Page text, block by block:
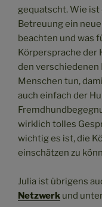
gequatscht. Wie ist
Betreuung ein
beachten und was
Körpersprache der
den verschiedenen
Menschen tun,
auch einfach der
wirklich tolles
wichtig es ist, die
einschätzen zu
Julia ist übrigens
Netzwerk und